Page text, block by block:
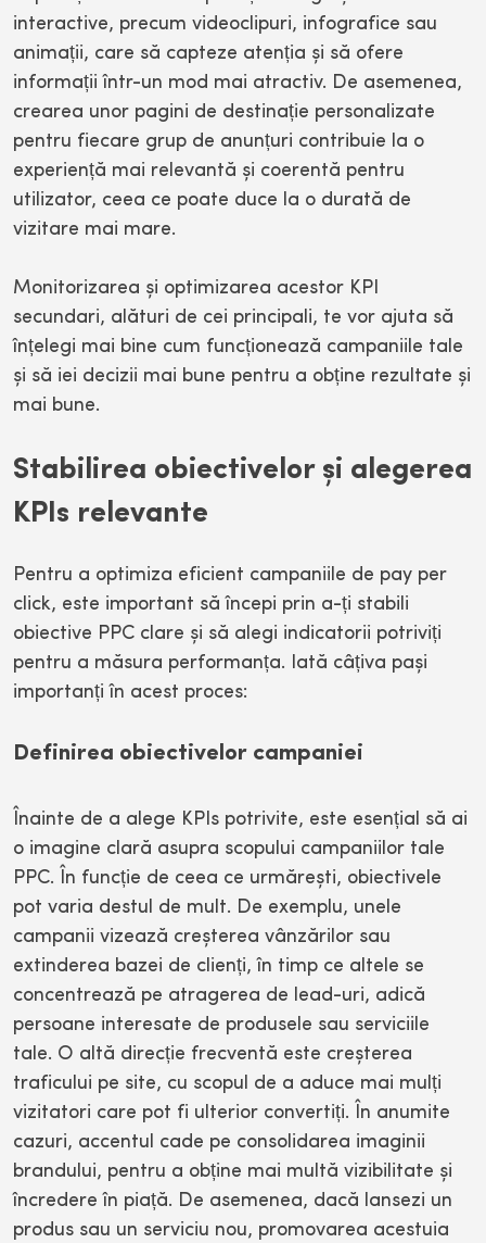
interactive, precum videoclipuri, infografice sau
animații, care să capteze atenția și să ofere
informații într-un mod mai atractiv. De asemenea,
crearea unor pagini de destinație personalizate
pentru fiecare grup de anunțuri contribuie la o
experiență mai relevantă și coerentă pentru
utilizator, ceea ce poate duce la o durată de
vizitare mai mare.
Monitorizarea și optimizarea acestor KPI
secundari, alături de cei principali, te vor ajuta să
înțelegi mai bine cum funcționează campaniile tale
și să iei decizii mai bune pentru a obține rezultate și
mai bune.
Stabilirea obiectivelor și alegerea
KPIs relevante
Pentru a optimiza eficient campaniile de pay per
click, este important să începi prin a-ți stabili
obiective PPC clare și să alegi indicatorii potriviți
pentru a măsura performanța. Iată câțiva pași
importanți în acest proces:
Definirea obiectivelor campaniei
Înainte de a alege KPIs potrivite, este esențial să ai
o imagine clară asupra scopului campaniilor tale
PPC. În funcție de ceea ce urmărești, obiectivele
pot varia destul de mult. De exemplu, unele
campanii vizează creșterea vânzărilor sau
extinderea bazei de clienți, în timp ce altele se
concentrează pe atragerea de lead-uri, adică
persoane interesate de produsele sau serviciile
tale. O altă direcție frecventă este creșterea
traficului pe site, cu scopul de a aduce mai mulți
vizitatori care pot fi ulterior convertiți. În anumite
cazuri, accentul cade pe consolidarea imaginii
brandului, pentru a obține mai multă vizibilitate și
încredere în piață. De asemenea, dacă lansezi un
produs sau un serviciu nou, promovarea acestuia